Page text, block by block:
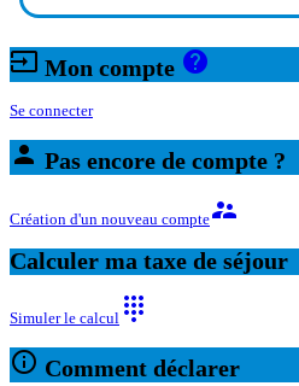
input Mon compte help
Se connecter
person Pas encore de compte ?
Création d'un nouveau comptesupervisor_account
Calculer ma taxe de séjour
Simuler le calcul dialpad
info_outline Comment déclarer